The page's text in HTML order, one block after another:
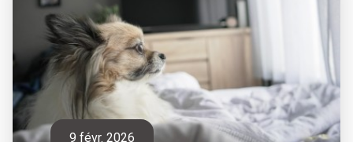
9 févr. 2026